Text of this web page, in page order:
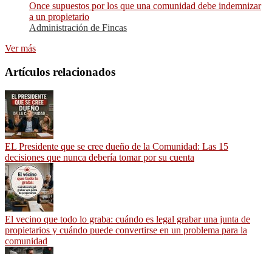
Once supuestos por los que una comunidad debe indemnizar
a un propietario
Administración de Fincas
Ver más
Artículos relacionados
EL Presidente que se cree dueño de la Comunidad: Las 15
decisiones que nunca debería tomar por su cuenta
El vecino que todo lo graba: cuándo es legal grabar una junta de
propietarios y cuándo puede convertirse en un problema para la
comunidad